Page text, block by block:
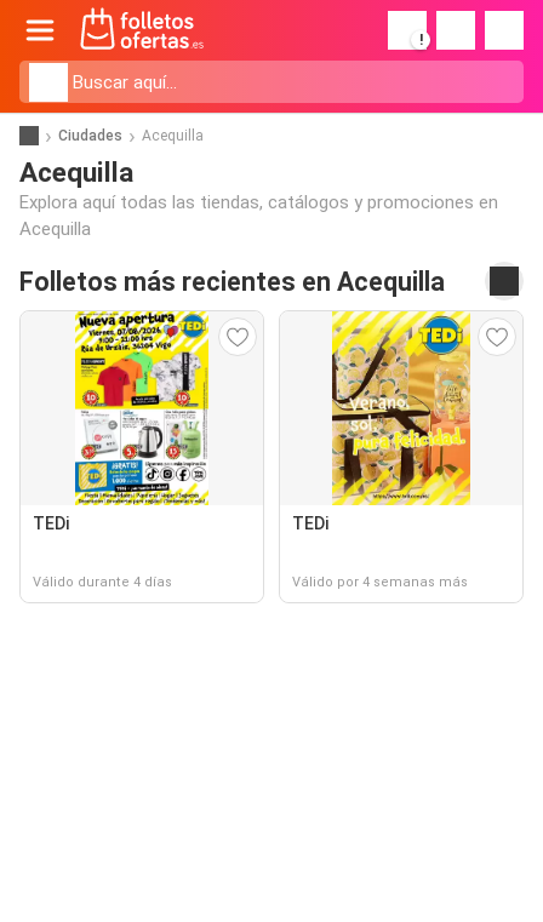
!
Ciudades Acequilla
Acequilla
Explora aquí todas las tiendas, catálogos y promociones en
Acequilla
Folletos más recientes en Acequilla
TEDi
Válido durante 4 días
TEDi
Válido por 4 semanas más